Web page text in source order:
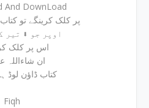
And DownLoad
اس پر کلک
ان شاءاللہ
کتاب ڈاؤن لوڈ
Fiqh